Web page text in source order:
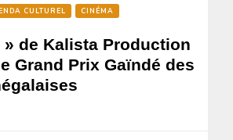
CULTUREL CINÉMA
» de Kalista Production
Grand Prix Gaïndé des